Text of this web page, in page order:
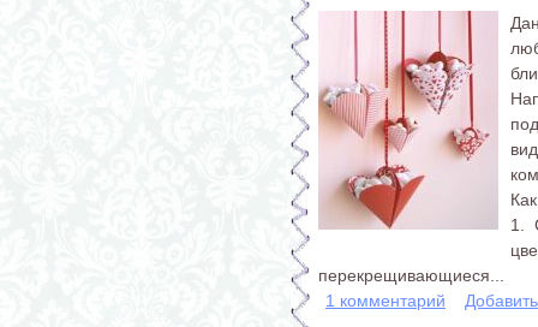
1.
перекрещивающиеся...
1 комментарий